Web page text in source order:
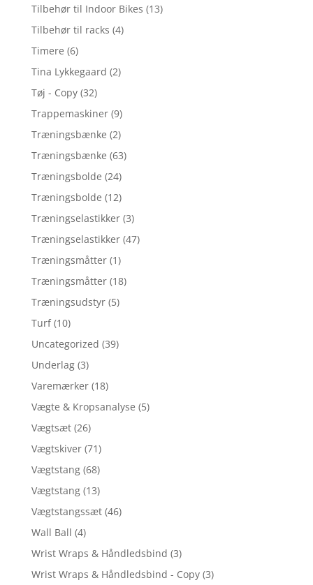
Tilbehør til Indoor Bikes (13)
Tilbehør til racks (4)
Timere (6)
Tina Lykkegaard (2)
Tøj - Copy (32)
Trappemaskiner (9)
Træningsbænke (2)
Træningsbænke (63)
Træningsbolde (24)
Træningsbolde (12)
Træningselastikker (3)
Træningselastikker (47)
Træningsmåtter (1)
Træningsmåtter (18)
Træningsudstyr (5)
Turf (10)
Uncategorized (39)
Underlag (3)
Varemærker (18)
Vægte & Kropsanalyse (5)
Vægtsæt (26)
Vægtskiver (71)
Vægtstang (68)
Vægtstang (13)
Vægtstangssæt (46)
Wall Ball (4)
Wrist Wraps & Håndledsbind (3)
Wrist Wraps & Håndledsbind - Copy (3)